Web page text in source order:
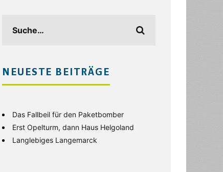
NEUESTE BEITRÄGE
Das Fallbeil für den Paketbomber
Erst Opelturm, dann Haus Helgoland
Langlebiges Langemarck